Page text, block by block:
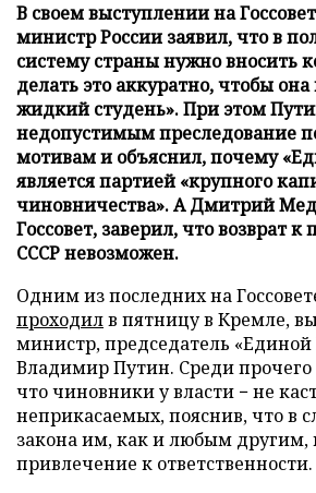
В своем выступлении на
министр России заявил, что в
систему страны нужно вносить
делать это аккуратно, чтобы
жидкий студень». При этом
недопустимым преследование
мотивам и объяснил, почему
является партией «крупного
чиновничества». А Дмитрий
Госсовет, заверил, что возврат к
СССР невозможен.
Одним из последних на
проходилв пятницу в Кремле,
министр, председатель «Единой
Владимир Путин. Среди
что чиновники у власти − не
неприкасаемых, пояснив, что в
закона им, как и любым другим,
привлечение к ответственности.